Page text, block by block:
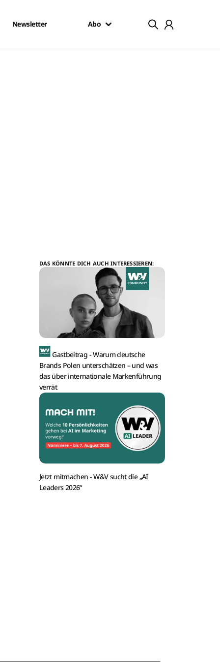
Newsletter Abo
DAS KÖNNTE DICH AUCH INTERESSIEREN:
Gastbeitrag -Warum deutsche
Brands Polen unterschätzen – und was
das über internationale Markenführung
verrät
Jetzt mitmachen -W&V sucht die „AI
Leaders 2026“